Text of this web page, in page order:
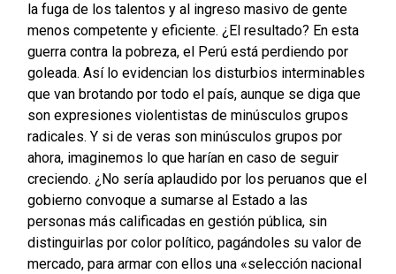
la fuga de los talentos y al ingreso masivo de gente
menos competente y eficiente. ¿El resultado? En esta
guerra contra la pobreza, el Perú está perdiendo por
goleada. Así lo evidencian los disturbios interminables
que van brotando por todo el país, aunque se diga que
son expresiones violentistas de minúsculos grupos
radicales. Y si de veras son minúsculos grupos por
ahora, imaginemos lo que harían en caso de seguir
creciendo. ¿No sería aplaudido por los peruanos que el
gobierno convoque a sumarse al Estado a las
personas más calificadas en gestión pública, sin
distinguirlas por color político, pagándoles su valor de
mercado, para armar con ellos una «selección nacional